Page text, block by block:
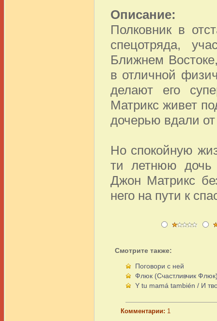
Описание:
Полковник в
спецотряда,
Ближнем
в отличной
делают его
Матрикс живет
дочерью вдали от
Но спокойную
ти летнюю дочь
Джон Матрикс
него на пути к
Смотрите также:
Поговори с ней
Флюк (Счастливчик
Y tu mamá también / И
Комментарии: 1